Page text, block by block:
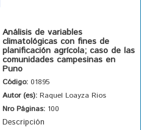
Análisis de variables
climatológicas con fines de
planificación agrícola; caso de las
comunidades campesinas en
Puno
Código: 01895
Autor (es): Raquel Loayza Rios
Nro Páginas: 100
Descripción